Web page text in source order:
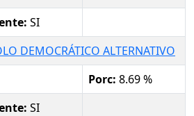
SI
DEMOCRÁTICO ALTERNATIVO
Porc: 8.69 %
SI